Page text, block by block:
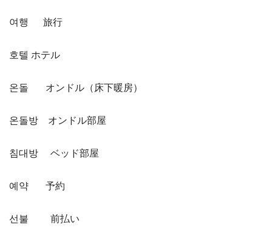
여행 旅行
호텔 ホテル
온돌 オンドル（床下暖房）
온돌방 オンドル部屋
침대방 ベッド部屋
예약 予約
선불 前払い